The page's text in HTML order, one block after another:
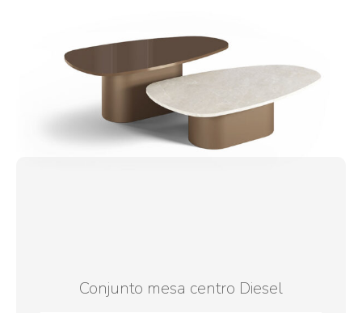
Conjunto mesa centro Diesel